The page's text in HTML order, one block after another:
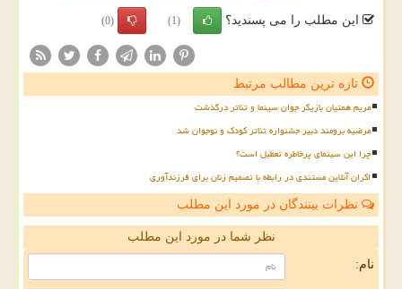
این مطلب را می پسندید؟ (1)
(0)
تازه ترین مطالب مرتبط
مریم همتیان بازیگر جوان سینما و تئاتر درگذشت
مرضیه برومند دبیر جشنواره تئاتر کودک و نوجوان شد
چرا این سینمای پرخاطره تعطیل است؟
اکران آنلاین مستندی در رابطه با تصمیم زنان برای فرزندآوری
نظرات بینندگان در مورد این مطلب
نظر شما در مورد این مطلب
نام: